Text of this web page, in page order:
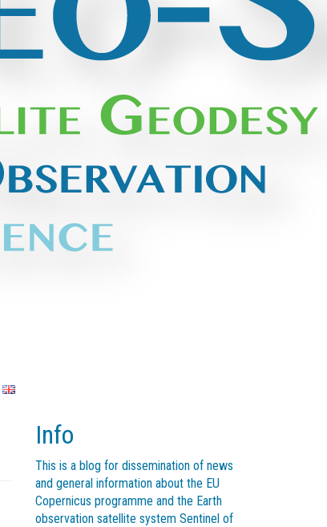
Info
This is a blog for dissemination of news
and general information about the EU
Copernicus programme and the Earth
observation satellite system Sentinel of